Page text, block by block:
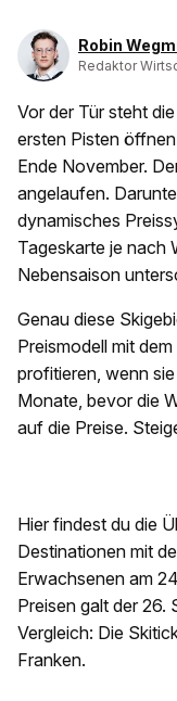
Robin
Redaktor
Vor der Tür steht
ersten Pisten
Ende November.
angelaufen.
dynamisches
Tageskarte je nach
Nebensaison
Genau diese
Preismodell mit
profitieren, wenn
Monate, bevor die
auf die Preise.
Hier findest du die
Destinationen mit
Erwachsenen am
Preisen galt der 26.
Vergleich: Die
Franken.